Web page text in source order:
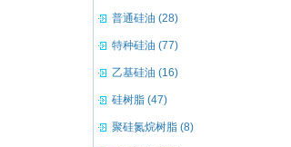
普通硅油 (28)
特种硅油 (77)
乙基硅油 (16)
硅树脂 (47)
聚硅氮烷树脂 (8)